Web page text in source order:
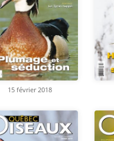
15 février 2018